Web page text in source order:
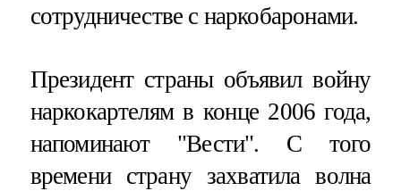
сотрудничестве с наркобаронами.
Президент страны объявил войну
наркокартелям в конце 2006 года,
напоминают "Вести". С того
времени страну захватила волна